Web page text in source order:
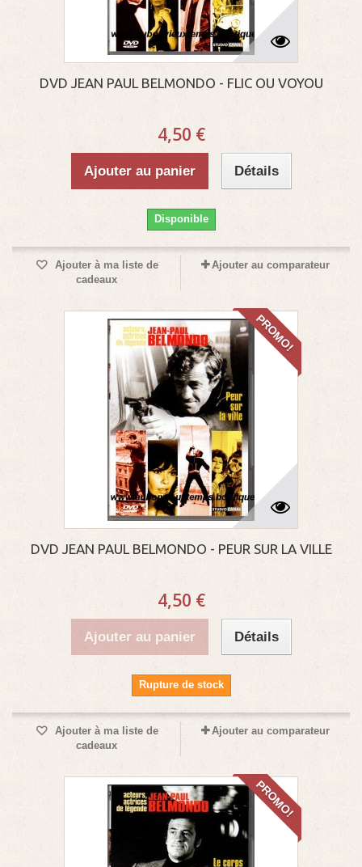
DVD JEAN PAUL BELMONDO - FLIC OU VOYOU
4,50 €
Ajouter au panier Détails
Disponible
Ajouter à ma liste de
cadeaux
Ajouter au comparateur
PROMO!
DVD JEAN PAUL BELMONDO - PEUR SUR LA VILLE
4,50 €
Ajouter au panier Détails
Rupture de stock
Ajouter à ma liste de
cadeaux
Ajouter au comparateur
PROMO!